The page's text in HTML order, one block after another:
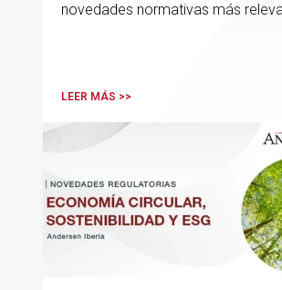
novedades normativas más
LEER MÁS >>